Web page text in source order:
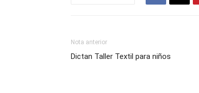
Nota anterior
Dictan Taller Textil para niños